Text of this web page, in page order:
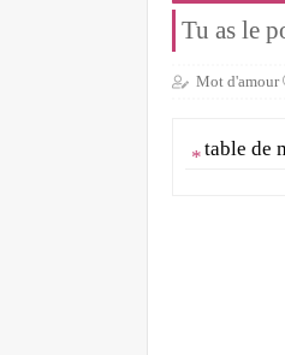
Tu as le
Mot d'amour
table de